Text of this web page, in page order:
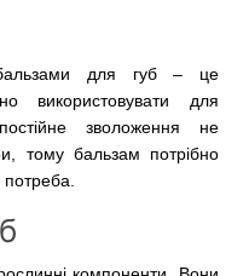
для губ – це
використовувати для
зволоження не
тому бальзам потрібно